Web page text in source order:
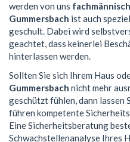
werden von uns fachmännisch
Gummersbach ist auch
geschult. Dabei wird
geachtet, dass keinerlei
hinterlassen werden.
Sollten Sie sich Ihrem Haus
Gummersbach nicht mehr
geschützt fühlen, dann lassen
führen kompetente
Eine Sicherheitsberatung
Schwachstellenanalyse Ihres